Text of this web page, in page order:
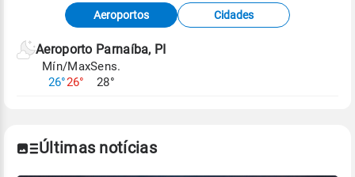
Fonte: dados combinados de estações
meteorológicas e satélite do Centro de Previsão
de Tempo e Estudos Climáticos (CPTEC).
Para obter mais informações sobre os dados
Aeroportos Cidades
Aeroporto Parnaíba, PI
Mín/Max
26°26°
Sens.
28°
Últimas notícias